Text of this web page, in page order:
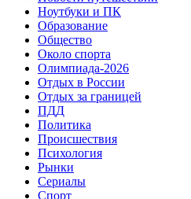
Ноутбуки и ПК
Образование
Общество
Около спорта
Олимпиада-2026
Отдых в России
Отдых за границей
ПДД
Политика
Происшествия
Психология
Рынки
Сериалы
Спорт